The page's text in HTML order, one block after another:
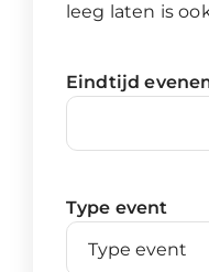
leeg laten is
Eindtijd
Type event